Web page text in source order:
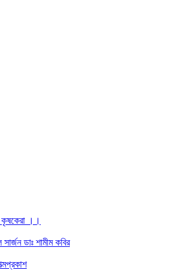
কৃষকেরা ।।
ডাঃ শামীম কবির